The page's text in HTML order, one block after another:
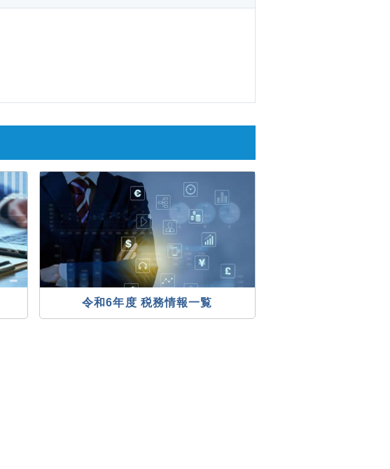
令和6年度 税務情報一覧